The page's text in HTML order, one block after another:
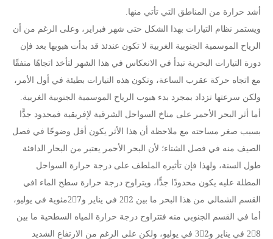
أشد حرارة من المناطق التي تأتي منها.
ويستمر نظام التيارات بهذا الشكل حتى شهر فبراير، وعلى الرغم من أن
الرياح الموسمية الجنوبية الغربية لا تكون عندئذ قد بدأت هبوبها بعد فإن
دورة التيارات البحرية تبدأ في الانعكاس في هذا الشهر لتأخذ اتجاهًا متفقًا
مع اتجاه حركة عقرب الساعة، وتكون هذه التيارات بطيئة في أول الأمر،
ولكن سرعتها تزداد بمجرد بدء هبوب الرياح الموسمية الجنوبية الغربية.
أما أثر البحر الأحمر على مناخ السواحل الشرقية لإفريقية فمحدود جدًّا
بسبب صغر مساحته مع ملاحظة أن هذا الأثر يكون أقل وضوحًا في فصل
الصيف منه في فصل الشتاء؛ لأن البحر الأحمر يعتبر من البحار الدافئة
طول السنة، ولهذا فإن تأثيره الملطف على درجة حرارة السواحل
المطلة عليه يكون محدودًا جدًّا، ويتراوح درجة حرارة سطح الماء lفي
القسم الشمالي من هذا البحر ما بين 22ْ في يناير و27ْمئوية في يوليو،
أما في القسم الجنوبي منه فتتراوح درجة حرارة المياه السطحية ما بين
28ْ في يناير و32ْ في يوليو، ولكن على الرغم من الارتفاع الشديد